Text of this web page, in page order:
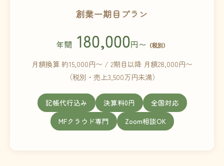
創業一期目プラン
年間 180,000円〜 （税別）
月額換算 約15,000円〜 / 2期目以降 月額28,000円〜
（税別・売上3,500万円未満）
記帳代行込み 決算料0円
全国対応
MFクラウド専門
Zoom相談OK